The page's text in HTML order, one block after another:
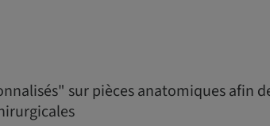
sur pièces anatomiques afin